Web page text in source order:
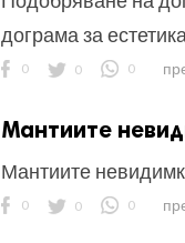
дограма за
0 0 0
Мантиите
Мантиите
0 0 0